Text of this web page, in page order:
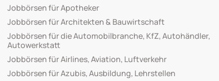
Jobbörsen für Apotheker
Jobbörsen für Architekten & Bauwirtschaft
Jobbörsen für die Automobilbranche, KfZ, Autohändler,
Autowerkstatt
Jobbörsen für Airlines, Aviation, Luftverkehr
Jobbörsen für Azubis, Ausbildung, Lehrstellen